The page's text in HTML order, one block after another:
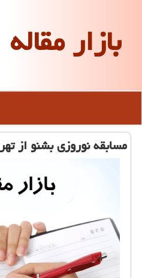
بازار مقاله
مسابقه نوروزی بشنو از